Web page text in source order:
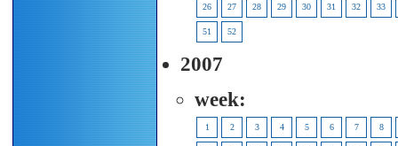
26 27 28 29 30 31 32 33
51 52
2007
week:
1 2 3 4 5 6 7 8